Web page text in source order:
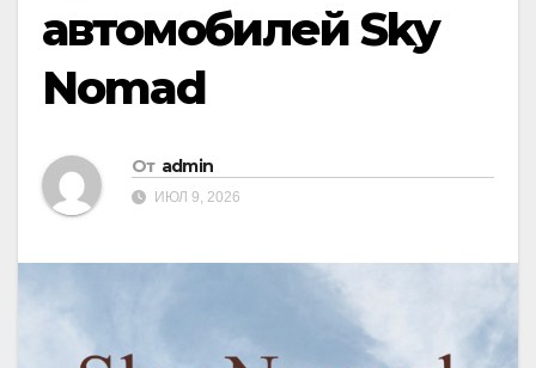
автомобилей Sky
Nomad
От admin
ИЮЛ 9, 2026